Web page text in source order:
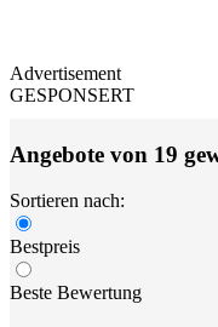
Advertisement
GESPONSERT
Angebote von 19
Sortieren nach:
Bestpreis
Beste Bewertung